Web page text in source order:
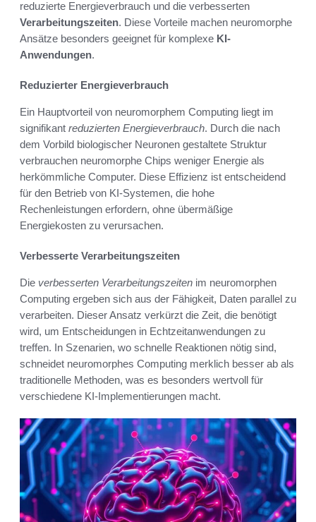
reduzierte Energieverbrauch und die verbesserten
Verarbeitungszeiten. Diese Vorteile machen neuromorphe
Ansätze besonders geeignet für komplexe KI-
Anwendungen.
Reduzierter Energieverbrauch
Ein Hauptvorteil von neuromorphem Computing liegt im
signifikant reduzierten Energieverbrauch. Durch die nach
dem Vorbild biologischer Neuronen gestaltete Struktur
verbrauchen neuromorphe Chips weniger Energie als
herkömmliche Computer. Diese Effizienz ist entscheidend
für den Betrieb von KI-Systemen, die hohe
Rechenleistungen erfordern, ohne übermäßige
Energiekosten zu verursachen.
Verbesserte Verarbeitungszeiten
Die verbesserten Verarbeitungszeiten im neuromorphen
Computing ergeben sich aus der Fähigkeit, Daten parallel zu
verarbeiten. Dieser Ansatz verkürzt die Zeit, die benötigt
wird, um Entscheidungen in Echtzeitanwendungen zu
treffen. In Szenarien, wo schnelle Reaktionen nötig sind,
schneidet neuromorphes Computing merklich besser ab als
traditionelle Methoden, was es besonders wertvoll für
verschiedene KI-Implementierungen macht.